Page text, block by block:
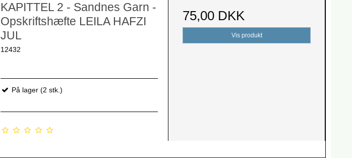
KAPITTEL 2 - Sandnes Garn -
Opskriftshæfte LEILA HAFZI
JUL
12432
På lager (2 stk.)
75,00 DKK
Vis produkt